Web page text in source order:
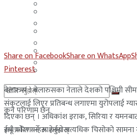
साउदी अरब
कुनै परिणाम छैन
सबै परिणामहरू हेर्नुहोस्
युएई
साउदी अरब
Share on FacebookShare on WhatsApp
Pinterest
बेलारुस । बेलारुसका नेताले देशको पश्चिमी
संकटलाई लिएर प्रतिबन्ध लगाएमा युरोपलाई
दिएका छन् । अधिकांश इराक, सिरिया र
ईयू प्रवेश गर्ने आशामा अत्यधिक चिसोको सामना